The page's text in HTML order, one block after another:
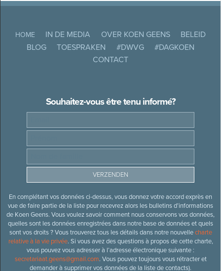
HOME IN DE MEDIA OVER KOEN GEENS
BELEID
BLOG
TOESPRAKEN #DWVG
#DAGKOEN
CONTACT
Souhaitez-vous être tenu informé?
En complétant vos données ci-dessus, vous donnez votre accord exprès en
vue de faire partie de la liste pour recevrez alors les bulletins d’informations
de Koen Geens. Vous voulez savoir comment nous conservons vos données,
quelles sont les données enregistrées dans notre base de données et quels
sont vos droits ? Vous trouverez tous les détails dans notre nouvellecharte
relative à la vie privée. Si vous avez des questions à propos de cette charte,
vous pouvez vous adresser à l’adresse électronique suivante :
secretariaat.geens@gmail.com. Vous pouvez toujours vous rétracter et
demander à supprimer vos données de la liste de contacts).